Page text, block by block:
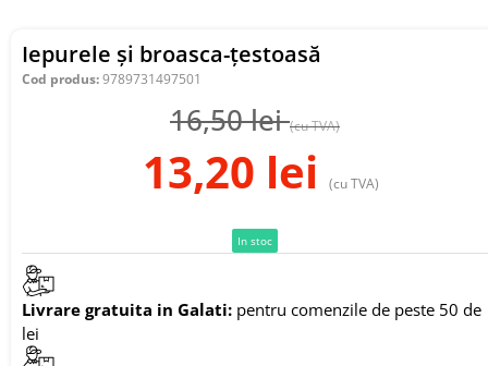
Iepurele și broasca-țestoasă
Cod produs:9789731497501
16,50lei (cu TVA)
13,20 lei (cu TVA)
In stoc
Livrare gratuita in Galati: pentru comenzile de peste 50 de
lei